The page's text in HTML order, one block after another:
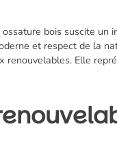
ossature bois suscite
et respect de la
renouvelables. Elle